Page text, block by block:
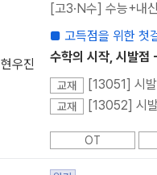
현우진
[고3·N수] 수능+내
■ 고득점을 위한 첫
수학의 시작, 시발점
교재 [13051] 시
교재 [13052] 시
OT